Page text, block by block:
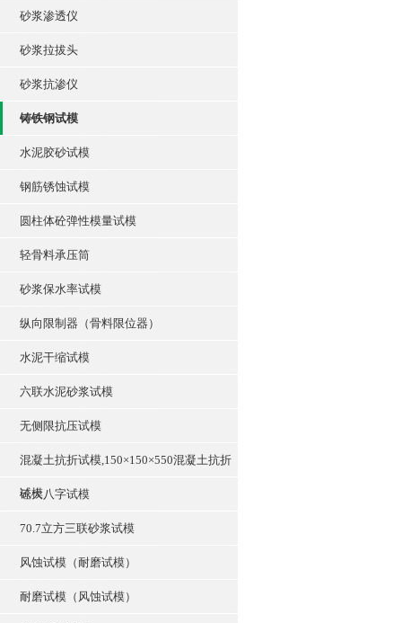
砂浆渗透仪
砂浆拉拔头
砂浆抗渗仪
铸铁钢试模
水泥胶砂试模
钢筋锈蚀试模
圆柱体砼弹性模量试模
轻骨料承压筒
砂浆保水率试模
纵向限制器（骨料限位器）
水泥干缩试模
六联水泥砂浆试模
无侧限抗压试模
混凝土抗折试模,150×150×550混凝土抗折
试模
砼大八字试模
70.7立方三联砂浆试模
风蚀试模（耐磨试模）
耐磨试模（风蚀试模）